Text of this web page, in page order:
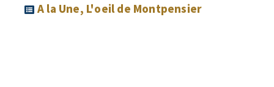
A la Une, L'oeil de Montpensier